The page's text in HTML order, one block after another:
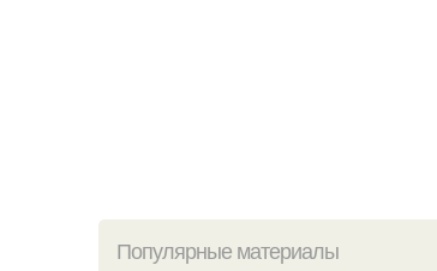
Популярные материалы